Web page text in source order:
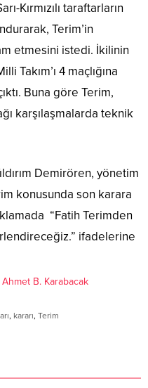
Kırmızılı taraftarların
Terim’in
etmesini istedi. İkilinin
Takım’ı 4 maçlığına
Buna göre Terim,
karşılaşmalarda teknik
Demirören, yönetim
konusunda son karara
“Fatih Terimden
ifadelerine
, kararı, Terim